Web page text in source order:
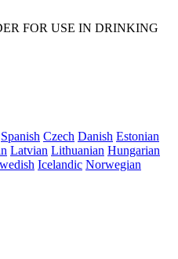
FOR USE IN DRINKING
Spanish Czech Danish Estonian
Latvian Lithuanian Hungarian
Icelandic Norwegian